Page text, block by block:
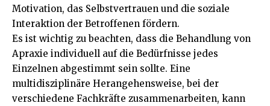
Motivation, das Selbstvertrauen und die soziale
Interaktion der Betroffenen fördern.
Es ist wichtig zu beachten, dass die Behandlung von
Apraxie individuell auf die Bedürfnisse jedes
Einzelnen abgestimmt sein sollte. Eine
multidisziplinäre Herangehensweise, bei der
verschiedene Fachkräfte zusammenarbeiten, kann